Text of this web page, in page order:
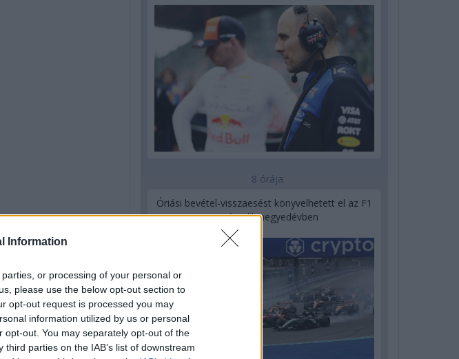
Information
or processing of your personal or
please use the below opt-out section to
opt-out request is processed you may
information utilized by us or personal
out. You may separately opt-out of the
parties on the IAB’s list of downstream
8 órája
Óriási bevétel-visszaesést könyvelhetett el az F1
a második negyedévben